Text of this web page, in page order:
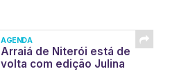
AGENDA
Arraiá de Niterói está de
volta com edição Julina